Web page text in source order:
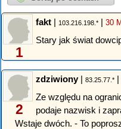
1
fakt | 103.216.198.* | 30
Stary jak świat
2
zdziwiony| 83.25.77.* |
Ze względu na
podaje nazwisk i
Wstaje dwóch. - To